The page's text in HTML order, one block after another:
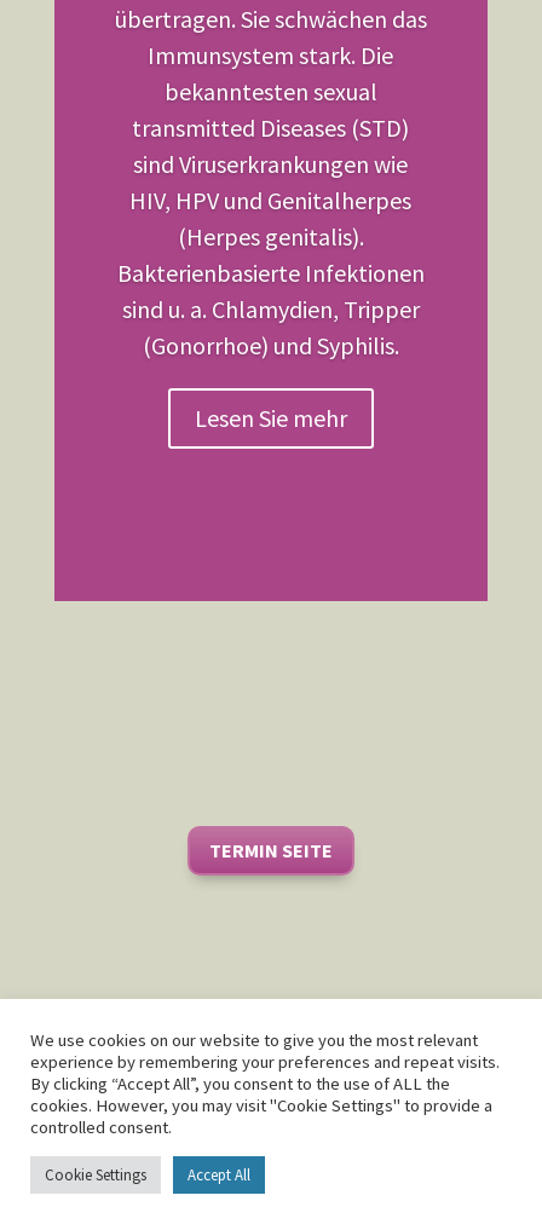
übertragen. Sie schwächen das
Immunsystem stark. Die
bekanntesten sexual
transmitted Diseases (STD)
sind Viruserkrankungen wie
HIV, HPV und Genitalherpes
(Herpes genitalis).
Bakterienbasierte Infektionen
sind u. a. Chlamydien, Tripper
(Gonorrhoe) und Syphilis.
Lesen Sie mehr
TERMIN SEITE
We use cookies on our website to give you the most relevant
experience by remembering your preferences and repeat visits.
By clicking “Accept All”, you consent to the use of ALL the
cookies. However, you may visit "Cookie Settings" to provide a
controlled consent.
Cookie Settings Accept All